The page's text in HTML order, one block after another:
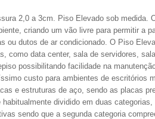
2,0 a 3cm. Piso Elevado sob medida.
criando um vão livre para permitir a
ou dutos de ar condicionado. O Piso
como data center, sala de servidores,
possibilitando facilidade na
custo para ambientes de escritórios
e estruturas de aço, sendo as placas
dividido em duas categorias,
sendo que a segunda categoria